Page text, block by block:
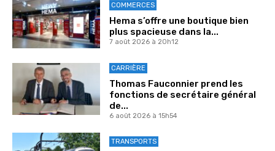
COMMERCES
Hema s’offre une boutique bien
plus spacieuse dans la...
7 août 2026 à 20h12
CARRIÈRE
Thomas Fauconnier prend les
fonctions de secrétaire général
de...
6 août 2026 à 15h54
TRANSPORTS